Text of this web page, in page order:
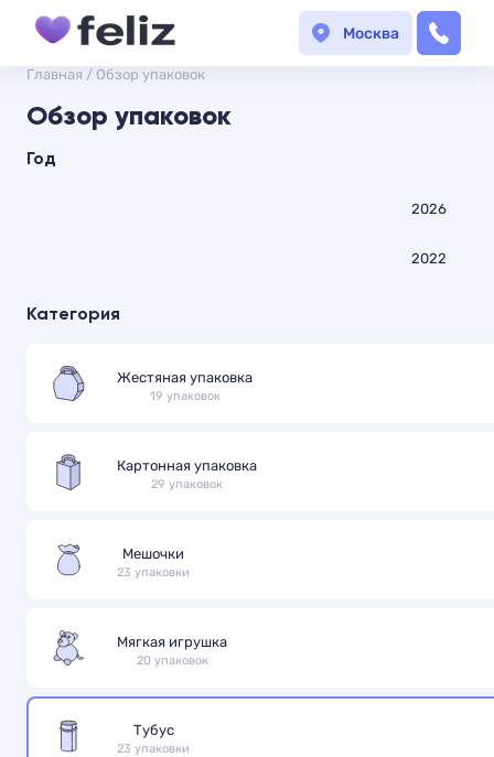
Москва
Главная / Обзор упаковок
Обзор упаковок
Год
2026
2022
Категория
Жестяная упаковка
19 упаковок
Картонная упаковка
29 упаковок
Мешочки
23 упаковки
Мягкая игрушка
20 упаковок
Тубус
23 упаковки